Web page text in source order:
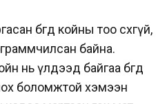
бөгөөд койны тоо өсөхгүй,
байна.
нь үлдээд байгаа бөгөөд
боломжтой хэмээн